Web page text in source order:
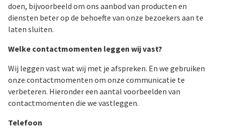
doen, bijvoorbeeld om ons aanbod van producten en
diensten beter op de behoefte van onze bezoekers aan te
laten sluiten.
Welke contactmomenten leggen wij vast?
Wij leggen vast wat wij met je afspreken. En we gebruiken
onze contactmomenten om onze communicatie te
verbeteren. Hieronder een aantal voorbeelden van
contactmomenten die we vastleggen.
Telefoon